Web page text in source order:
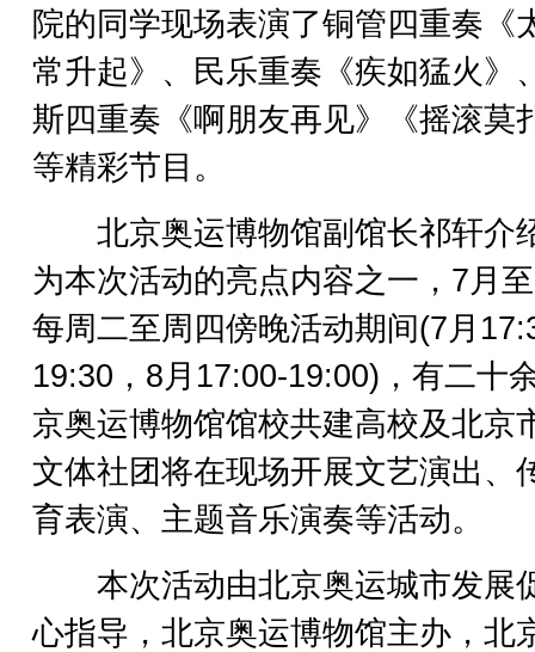
院的同学现场表演了铜管四重奏《
常升起》、民乐重奏《疾如猛火》
斯四重奏《啊朋友再见》《摇滚莫
等精彩节目。
北京奥运博物馆副馆长祁轩介
为本次活动的亮点内容之一，7月
每周二至周四傍晚活动期间(7月
19:30，8月17:00-19:00)，有二十
京奥运博物馆馆校共建高校及北京
文体社团将在现场开展文艺演出、
育表演、主题音乐演奏等活动。
本次活动由北京奥运城市发展
心指导，北京奥运博物馆主办，北